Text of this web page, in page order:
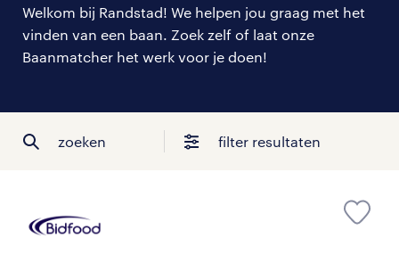
mijn carrière
over randstad
Welkom bij Randstad! We helpen jou graag met het
vinden van een baan. Zoek zelf of laat onze
Baanmatcher het werk voor je doen!
zoeken filter resultaten